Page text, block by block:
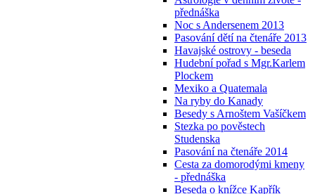
přednáška
Noc s Andersenem 2013
Pasování dětí na čtenáře 2013
Havajské ostrovy - beseda
Hudební pořad s Mgr.Karlem
Plockem
Mexiko a Quatemala
Na ryby do Kanady
Besedy s Arnoštem Vašíčkem
Stezka po pověstech
Studenska
Pasování na čtenáře 2014
Cesta za domorodými kmeny
- přednáška
Beseda o knížce Kapřík